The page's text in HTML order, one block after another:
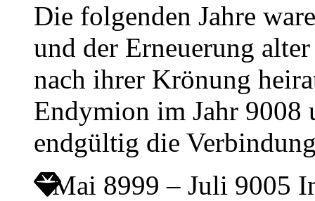
Die folgenden Jahre
und der Erneuerung
nach ihrer Krönung
Endymion im Jahr 9008
endgültig die
Mai 8999 – Juli 9005